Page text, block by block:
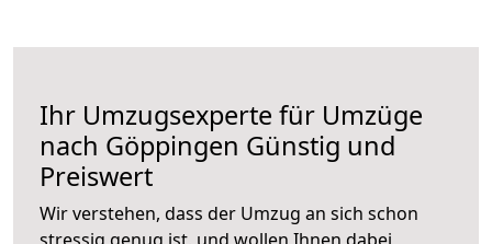
Ihr Umzugsexperte für Umzüge
nach Göppingen Günstig und
Preiswert
Wir verstehen, dass der Umzug an sich schon